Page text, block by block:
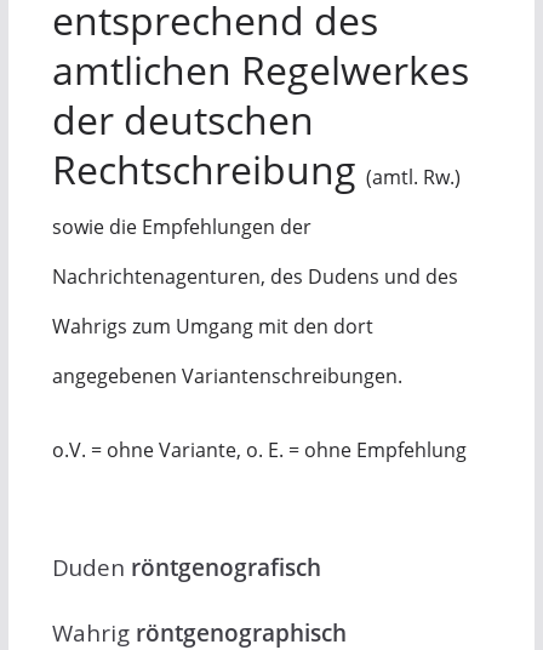
entsprechend des
amtlichen Regelwerkes
der deutschen
Rechtschreibung (amtl. Rw.)
sowie die Empfehlungen der
Nachrichtenagenturen, des Dudens und des
Wahrigs zum Umgang mit den dort
angegebenen Variantenschreibungen.
o.V. = ohne Variante, o. E. = ohne Empfehlung
Duden röntgenografisch
Wahrig röntgenographisch